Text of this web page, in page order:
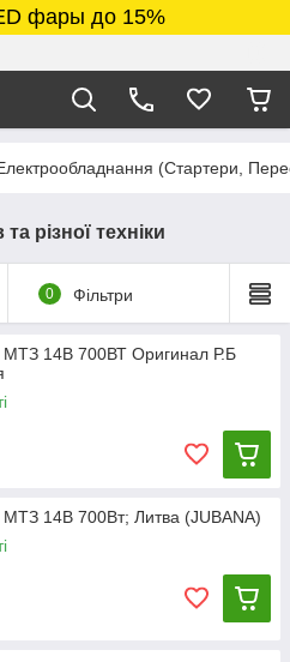
фары до 15%
(Стартери,
різної техніки
0 Фільтри
МТЗ 14В 700ВТ Оригинал Р.Б
МТЗ 14В 700Вт; Литва (JUBANA)